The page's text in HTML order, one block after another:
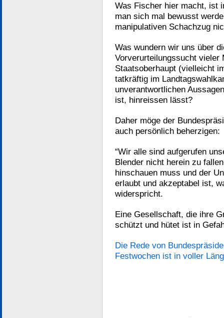
Was Fischer hier macht, ist
man sich mal bewusst
manipulativen Schachzug
Was wundern wir uns über
Vorverurteilungssucht vieler
Staatsoberhaupt (vielleicht
tatkräftig im
unverantwortlichen
ist, hinreissen lässt?
Daher möge der
auch persönlich beherzigen:
“Wir alle sind aufgerufen
Blender nicht herein zu
hinschauen muss und der
erlaubt und akzeptabel ist,
widerspricht.
Eine Gesellschaft, die ihre
schützt und hütet ist in
Die Rede von
Festwochen ist in voller